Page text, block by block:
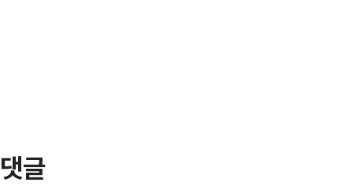
댓글